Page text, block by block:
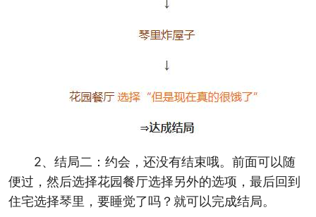
2、结局二：约会，还没有结束哦。前面可以随
便过，然后选择花园餐厅选择另外的选项，最后回到
住宅选择琴里，要睡觉了吗？就可以完成结局。